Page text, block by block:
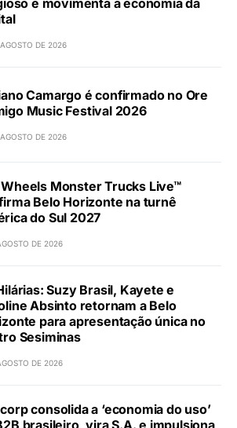
e movimenta a economia da
DE 2026
Camargo é confirmado no Ore
Music Festival 2026
DE 2026
Monster Trucks Live™
Belo Horizonte na turnê
do Sul 2027
DE 2026
Suzy Brasil, Kayete e
Absinto retornam a Belo
para apresentação única no
Sesiminas
DE 2026
consolida a ‘economia do uso’
brasileiro, vira S.A. e impulsiona